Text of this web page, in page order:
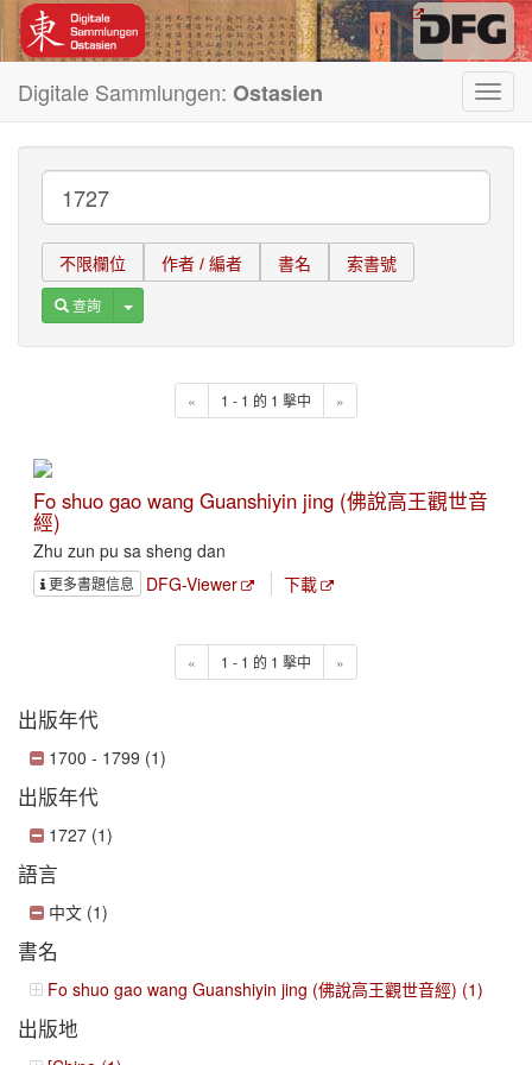
Digitale Sammlungen: Ostasien
不限欄位 作者 / 編者 書名 索書號
查詢 Toggle Dropdown
« 1 - 1 的 1 擊中 »
Fo shuo gao wang Guanshiyin jing (佛說高王觀世音
經)
Zhu zun pu sa sheng dan
更多書題信息 DFG-Viewer 下載
« 1 - 1 的 1 擊中 »
出版年代
1700 - 1799 (1)
出版年代
1727 (1)
語言
中文 (1)
書名
Fo shuo gao wang Guanshiyin jing (佛說高王觀世音經) (1)
出版地